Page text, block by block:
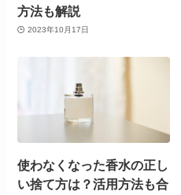
方法も解説
2023年10月17日
使わなくなった香水の正し
い捨て方は？活用方法も合